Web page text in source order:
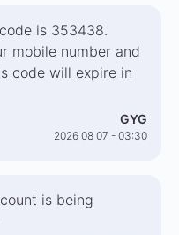
is 353438.
mobile number and
code will expire in
GYG
2026 08 07 - 03:30
is being